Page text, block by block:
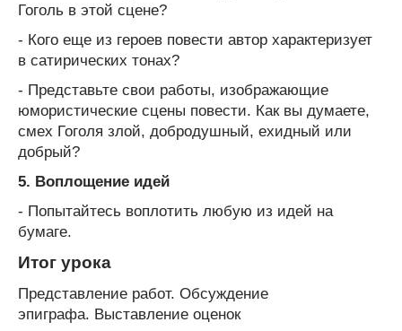
Гоголь в этой сцене?
- Кого еще из героев повести автор характеризует
в сатирических тонах?
- Представьте свои работы, изображающие
юмористические сцены повести. Как вы думаете,
смех Гоголя злой, добродушный, ехидный или
добрый?
5. Воплощение идей
- Попытайтесь воплотить любую из идей на
бумаге.
Итог урока
Представление работ. Обсуждение
эпиграфа. Выставление оценок